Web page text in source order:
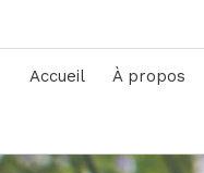
Accueil À propos